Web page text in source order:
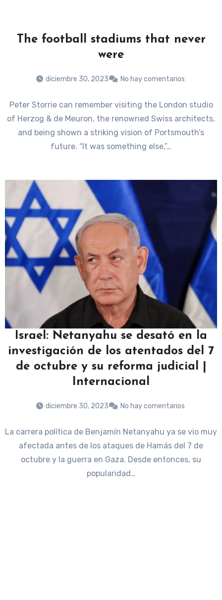
The football stadiums that never
were
diciembre 30, 2023 No hay comentarios
Peter Storrie can remember visiting the London studio
of Herzog & de Meuron, the renowned Swiss architects,
and being shown a striking vision of Portsmouth’s
future. “It was something else,”…
Israel: Netanyahu se desató en la
investigación de los atentados del 7
de octubre y su reforma judicial |
Internacional
diciembre 30, 2023 No hay comentarios
La carrera política de Benjamín Netanyahu ya se vio muy
afectada antes de los ataques de Hamás del 7 de
octubre y la guerra en Gaza. Desde entonces, su
popularidad…